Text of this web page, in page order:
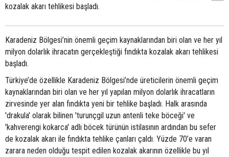
kozalak akarı tehlikesi başladı.
Karadeniz Bölgesi’nin önemli geçim kaynaklarından biri olan ve her yıl
milyon dolarlık ihracatın gerçekleştiği fındıkta kozalak akarı tehlikesi
başladı.
Türkiye’de özellikle Karadeniz Bölgesi’nde üreticilerin önemli geçim
kaynaklarından biri olan ve her yıl yapılan milyon dolarlık ihracatların
zirvesinde yer alan fındıkta yeni bir tehlike başladı. Halk arasında
'drakula' olarak bilinen 'turunçgil uzun antenli teke böceği' ve
'kahverengi kokarca' adlı böcek türünün istilasının ardından bu sefer
de kozalak akarı ile fındıkta tehlike çanları çaldı. Yüzde 70’e varan
zarara neden olduğu tespit edilen kozalak akarının özellikle bu yıl